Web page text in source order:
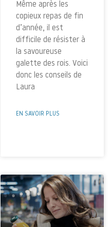
Même après les
copieux repas de fin
d’année, il est
difficile de résister à
la savoureuse
galette des rois. Voici
donc les conseils de
Laura
EN SAVOIR PLUS